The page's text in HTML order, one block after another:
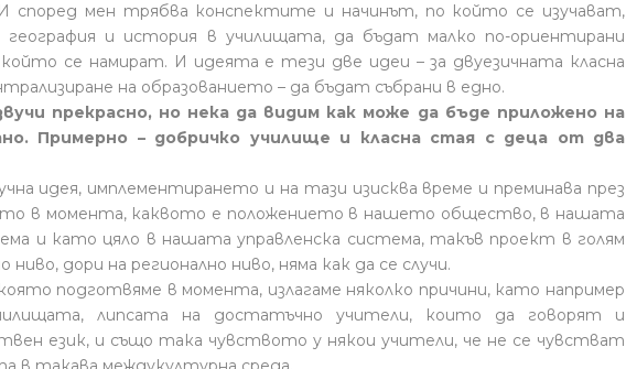
според мен трябва конспектите и начинът, по който се изучават,
география и история в училищата, да бъдат малко по-ориентирани
се намират. И идеята е тези две идеи – за двуезичната класна
на образованието – да бъдат събрани в едно.
прекрасно, но нека да видим как може да бъде приложено на
Примерно – добричко училище и класна стая с деца от два
идея, имплементирането и на тази изисква време и преминава през
в момента, каквото е положението в нашето общество, в нашата
и като цяло в нашата управленска система, такъв проект в голям
ниво, дори на регионално ниво, няма как да се случи.
подготвяме в момента, излагаме няколко причини, като например
липсата на достатъчно учители, които да говорят и
език, и също така чувството у някои учители, че не се чувстват